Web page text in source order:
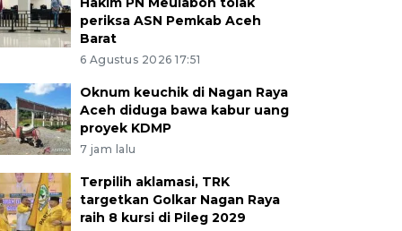
periksa ASN Pemkab Aceh
Barat
6 Agustus 2026 17:51
Oknum keuchik di Nagan Raya
Aceh diduga bawa kabur uang
proyek KDMP
7 jam lalu
Terpilih aklamasi, TRK
targetkan Golkar Nagan Raya
raih 8 kursi di Pileg 2029